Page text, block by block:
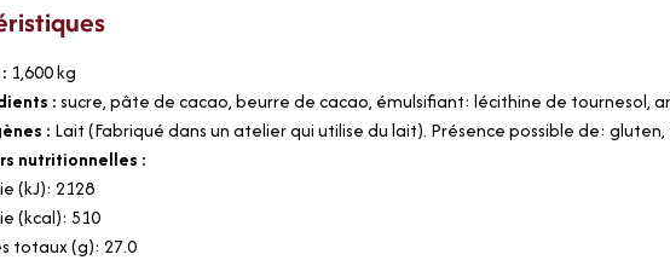
1,600kg
:sucre, pâte de cacao, beurre de cacao, émulsifiant: lécithine de tournesol,
: Lait (Fabriqué dans un atelier qui utilise du lait). Présence possible de:
nutritionnelles :
(kJ): 2128
(kcal): 510
totaux (g): 27.0